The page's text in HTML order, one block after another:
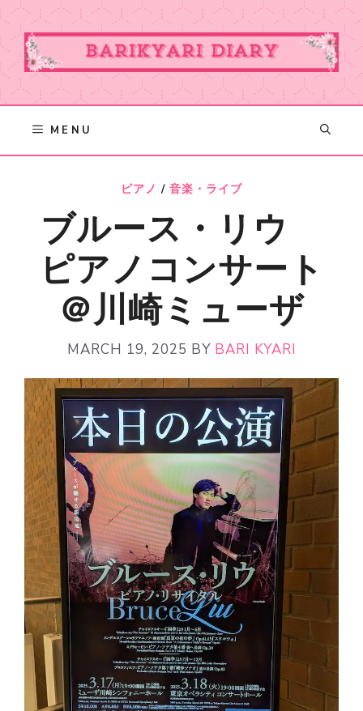
Skip
to
content
MENU
ピアノ / 音楽・ライブ
ブルース・リウ
ピアノコンサート
＠川崎ミューザ
MARCH 19, 2025 BY BARI KYARI